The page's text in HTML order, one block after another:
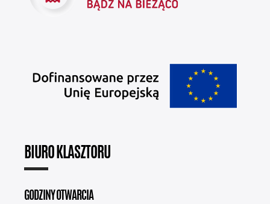
BIURO KLASZTORU
GODZINY OTWARCIA